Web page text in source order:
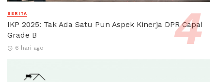
BERITA
IKP 2025: Tak Ada Satu Pun Aspek Kinerja DPR Capai
Grade B
6 hari ago